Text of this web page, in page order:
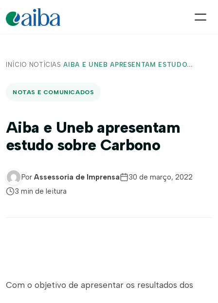
INÍCIO/ NOTÍCIAS /AIBA E UNEB APRESENTAM ESTUDO...
NOTAS E COMUNICADOS
Aiba e Uneb apresentam
estudo sobre Carbono
Por Assessoria de Imprensa
30 de março, 2022
3 min de leitura
Com o objetivo de apresentar os resultados dos